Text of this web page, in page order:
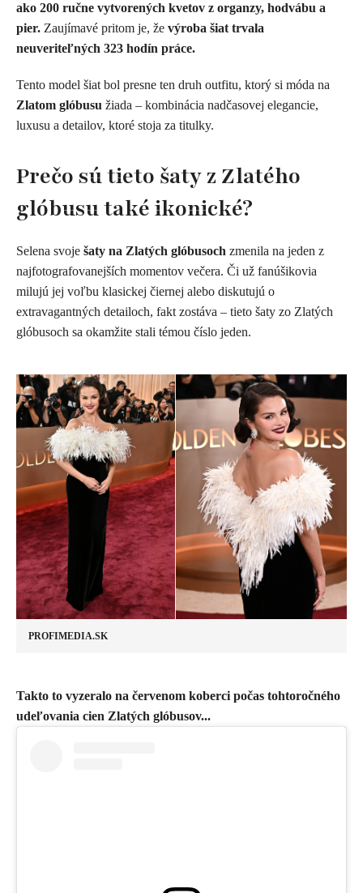
ako 200 ručne vytvorených kvetov z organzy, hodvábu a
pier. Zaujímavé pritom je, že výroba šiat trvala
neuveriteľných 323 hodín práce.
Tento model šiat bol presne ten druh outfitu, ktorý si móda na
Zlatom glóbusu žiada – kombinácia nadčasovej elegancie,
luxusu a detailov, ktoré stoja za titulky.
Prečo sú tieto šaty z Zlatého
glóbusu také ikonické?
Selena svoje šaty na Zlatých glóbusoch zmenila na jeden z
najfotografovanejších momentov večera. Či už fanúšikovia
milujú jej voľbu klasickej čiernej alebo diskutujú o
extravagantných detailoch, fakt zostáva – tieto šaty zo Zlatých
glóbusoch sa okamžite stali témou číslo jeden.
PROFIMEDIA.SK
​Takto to vyzeralo na červenom koberci počas tohtoročného
udeľovania cien Zlatých glóbusov...